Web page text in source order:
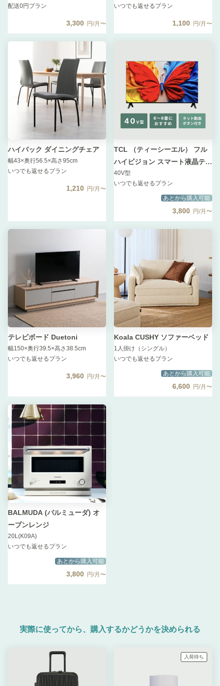
配送0円プラン
3,300 円/月〜
いつでも返せるプラン
1,100 円/月〜
ハイバック ダイニングチェア
幅43×奥行56.5×高さ95cm
いつでも返せるプラン
1,210 円/月〜
TCL （ティーシーエル） フル
ハイビジョン スマート液晶テレ
ビ
40V型
いつでも返せるプラン
あとから購入可能
3,800 円/月〜
テレビボード Duetoni
幅150×奥行39.5×高さ38.5cm
いつでも返せるプラン
3,960 円/月〜
Koala CUSHY ソファーベッド
1人掛け（シングル）
いつでも返せるプラン
あとから購入可能
6,600 円/月〜
BALMUDA (バルミューダ) オ
ーブンレンジ
20L(K09A)
いつでも返せるプラン
あとから購入可能
3,800 円/月〜
実際に使ってから、購入するかどうかを決められる
入荷待ち